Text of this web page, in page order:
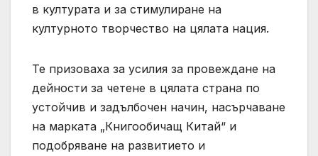
в културата и за стимулиране на
културното творчество на цялата нация.
Те призоваха за усилия за провеждане на
дейности за четене в цялата страна по
устойчив и задълбочен начин, насърчаване
на марката „Книгообичащ Китай“ и
подобряване на развитието и